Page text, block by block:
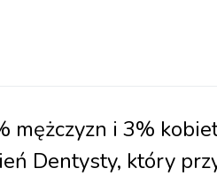
mężczyzn i 3%
Dentysty, który